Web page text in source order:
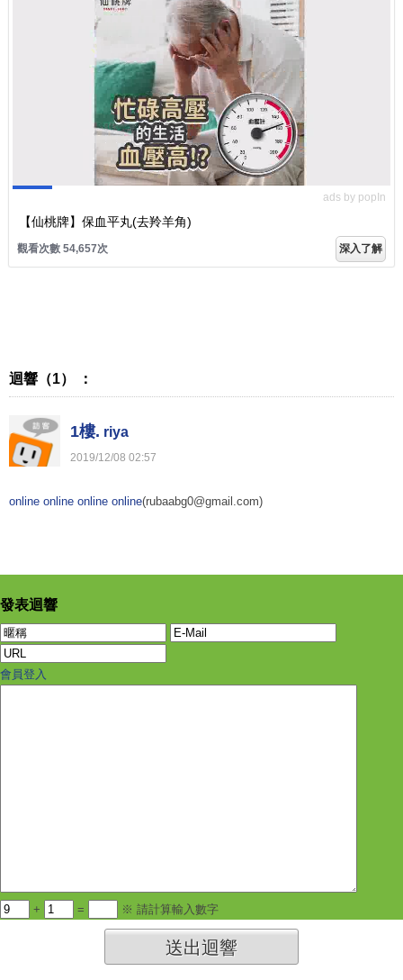
ads by popIn
【仙桃牌】保血平丸(去羚羊角)
觀看次數 54,657次 深入了解
迴響（1） ：
1樓. riya
2019/12/08 02:57
online online online online(rubaabg0@gmail.com)
發表迴響
會員登入
+ = ※ 請計算輸入數字
送出迴響